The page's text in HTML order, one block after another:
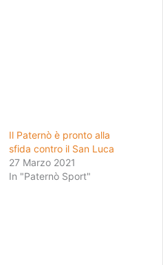
Il Paternò è pronto alla
sfida contro il San Luca
27 Marzo 2021
In "Paternò Sport"